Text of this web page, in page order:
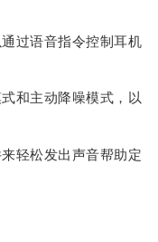
过语音指令控制耳机
和主动降噪模式，以
轻松发出声音帮助定